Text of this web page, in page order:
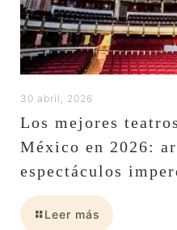
30 abril, 2026
Los mejores
México en 2026:
espectáculos
Leer más